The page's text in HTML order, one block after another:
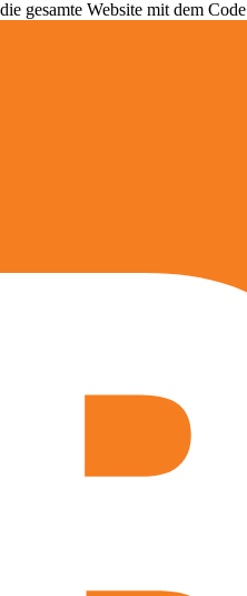
gesamte Website mit dem Code